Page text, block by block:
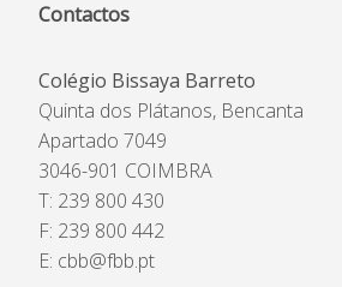
Contactos
Colégio Bissaya Barreto
Quinta dos Plátanos, Bencanta
Apartado 7049
3046-901 COIMBRA
T: 239 800 430
F: 239 800 442
E: cbb@fbb.pt